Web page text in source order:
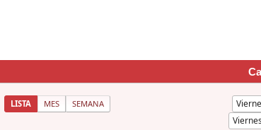
LISTA MES SEMANA